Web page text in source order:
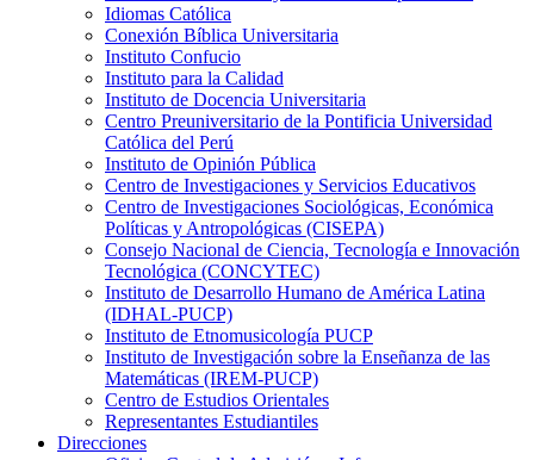
Idiomas Católica
Conexión Bíblica Universitaria
Instituto Confucio
Instituto para la Calidad
Instituto de Docencia Universitaria
Centro Preuniversitario de la Pontificia Universidad
Católica del Perú
Instituto de Opinión Pública
Centro de Investigaciones y Servicios Educativos
Centro de Investigaciones Sociológicas, Económica
Políticas y Antropológicas (CISEPA)
Consejo Nacional de Ciencia, Tecnología e Innovación
Tecnológica (CONCYTEC)
Instituto de Desarrollo Humano de América Latina
(IDHAL-PUCP)
Instituto de Etnomusicología PUCP
Instituto de Investigación sobre la Enseñanza de las
Matemáticas (IREM-PUCP)
Centro de Estudios Orientales
Representantes Estudiantiles
Direcciones